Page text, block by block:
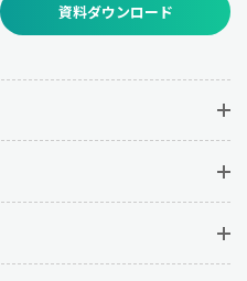
資料ダウンロード